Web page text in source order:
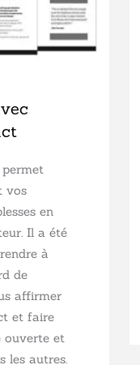
vos
en
Il a été
à
de
affirmer
et faire
ouverte et
les autres.